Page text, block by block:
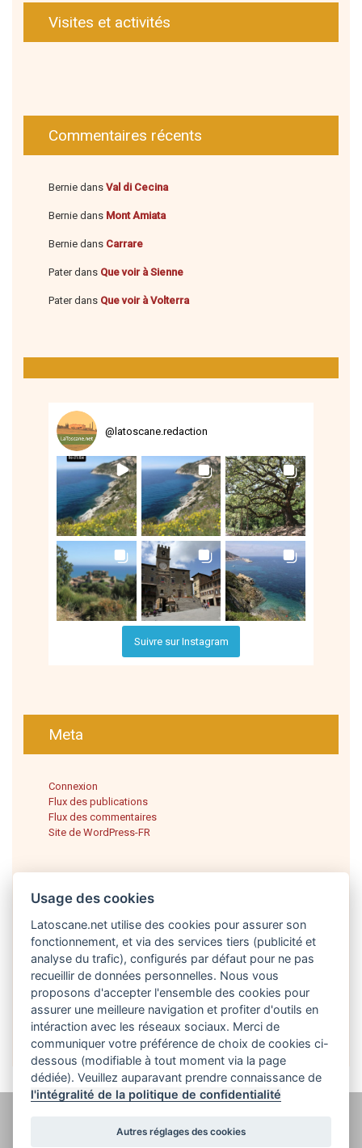
Visites et activités
Commentaires récents
Bernie dans Val di Cecina
Bernie dans Mont Amiata
Bernie dans Carrare
Paterdans Que voir à Sienne
Paterdans Que voir à Volterra
@latoscane.redaction
Suivre sur Instagram
Meta
Connexion
Flux des publications
Flux des commentaires
Site de WordPress-FR
Français
informations légales
Usage des cookies
Latoscane.net utilise des cookies pour assurer son
fonctionnement, et via des services tiers (publicité et
analyse du trafic), configurés par défaut pour ne pas
recueillir de données personnelles. Nous vous
proposons d'accepter l'ensemble des cookies pour
assurer une meilleure navigation et profiter d'outils en
intéraction avec les réseaux sociaux. Merci de
communiquer votre préférence de choix de cookies ci-
dessous (modifiable à tout moment via la page
dédiée). Veuillez auparavant prendre connaissance de
l'intégralité de la politique de confidentialité
Autres réglages des cookies